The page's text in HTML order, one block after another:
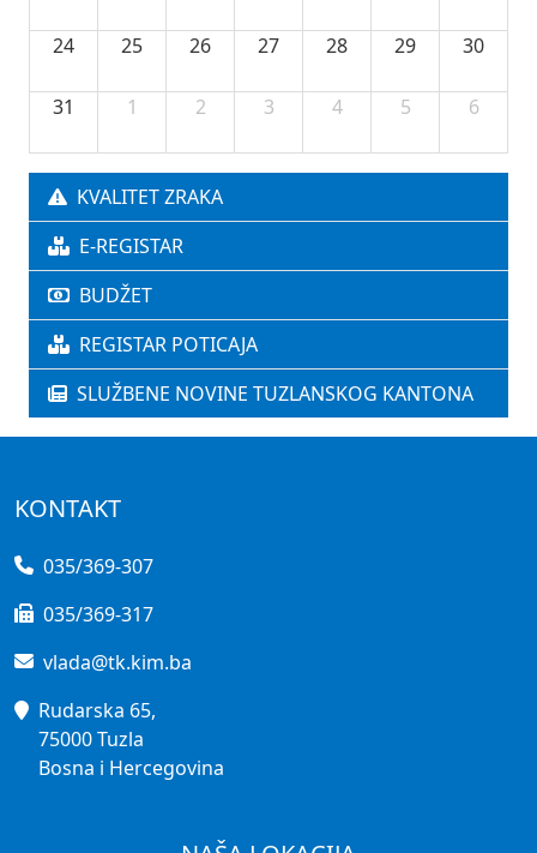
24 25 26 27 28 29 30
31 1 2 3 4 5 6
KVALITET ZRAKA
E-REGISTAR
BUDŽET
REGISTAR POTICAJA
SLUŽBENE NOVINE TUZLANSKOG KANTONA
KONTAKT
035/369-307
035/369-317
vlada@tk.kim.ba
Rudarska 65,
75000 Tuzla
Bosna i Hercegovina